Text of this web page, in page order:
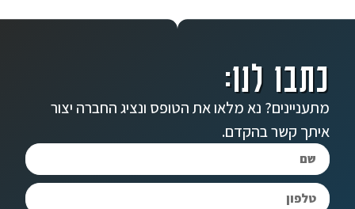
כתבו לנו:
מתעניינים? נא מלאו את הטופס ונציג החברה יצור
איתך קשר בהקדם.